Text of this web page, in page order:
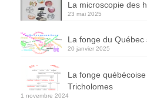
La microscopie des
23 mai 2025
La fonge du Québec
20 janvier 2025
La fonge
Tricholomes
1 novembre 2024